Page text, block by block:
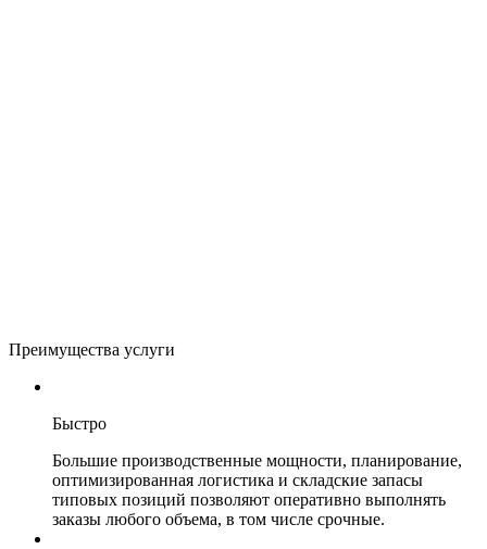
Преимущества услуги
Быстро
Большие производственные мощности, планирование,
оптимизированная логистика и складские запасы
типовых позиций позволяют оперативно выполнять
заказы любого объема, в том числе срочные.